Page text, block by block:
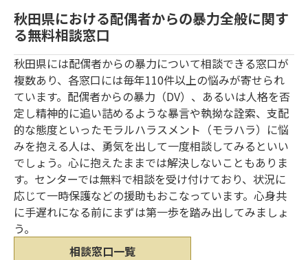
秋田県における配偶者からの暴力全般に関す
る無料相談窓口
秋田県には配偶者からの暴力について相談できる窓口が
複数あり、各窓口には毎年110件以上の悩みが寄せられ
ています。配偶者からの暴力（DV）、あるいは人格を否
定し精神的に追い詰めるような暴言や執拗な詮索、支配
的な態度といったモラルハラスメント（モラハラ）に悩
みを抱える人は、勇気を出して一度相談してみるといい
でしょう。心に抱えたままでは解決しないこともありま
す。センターでは無料で相談を受け付けており、状況に
応じて一時保護などの援助もおこなっています。心身共
に手遅れになる前にまずは第一歩を踏み出してみましょ
う。
相談窓口一覧